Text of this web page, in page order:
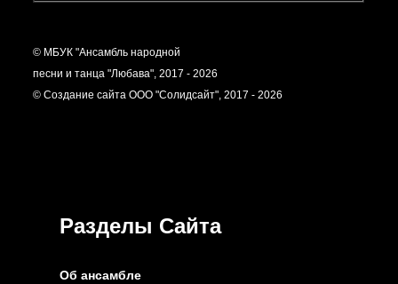
© МБУК "Ансамбль народной
песни и танца "Любава", 2017 - 2026
© Создание сайта ООО "Солидсайт", 2017 - 2026
Разделы Сайта
Об ансамбле